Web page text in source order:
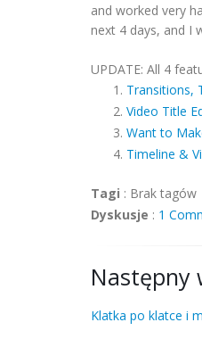
and worked very
next 4 days, and I
UPDATE: All 4
Transitions,
Video Title
Want to
Timeline &
Tagi : Brak tagów
Dyskusje : 1
Następny
Klatka po klatce i